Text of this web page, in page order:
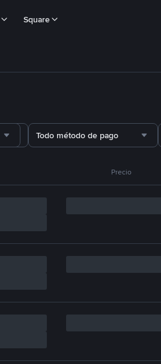
Square
Todo método de pago
Precio